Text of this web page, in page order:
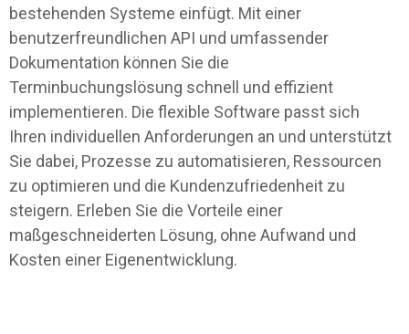
bestehenden Systeme einfügt. Mit einer
benutzerfreundlichen API und umfassender
Dokumentation können Sie die
Terminbuchungslösung schnell und effizient
implementieren. Die flexible Software passt sich
Ihren individuellen Anforderungen an und unterstützt
Sie dabei, Prozesse zu automatisieren, Ressourcen
zu optimieren und die Kundenzufriedenheit zu
steigern. Erleben Sie die Vorteile einer
maßgeschneiderten Lösung, ohne Aufwand und
Kosten einer Eigenentwicklung.